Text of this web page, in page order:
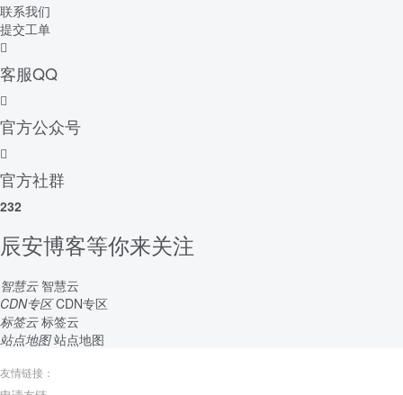
联系我们
提交工单
客服QQ
官方公众号
官方社群
232
辰安博客等你来关注
智慧云 智慧云
CDN专区 CDN专区
标签云 标签云
站点地图 站点地图
友情链接：